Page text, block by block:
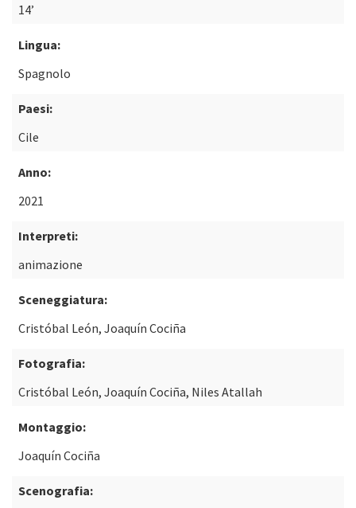
14’
Lingua:
Spagnolo
Paesi:
Cile
Anno:
2021
Interpreti:
animazione
Sceneggiatura:
Cristóbal León, Joaquín Cociña
Fotografia:
Cristóbal León, Joaquín Cociña, Niles Atallah
Montaggio:
Joaquín Cociña
Scenografia: